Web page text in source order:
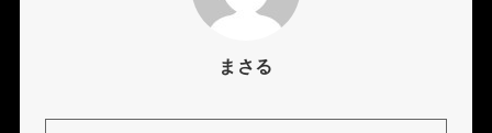
まさる